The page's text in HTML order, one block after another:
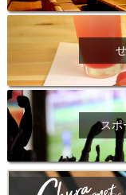
スポ